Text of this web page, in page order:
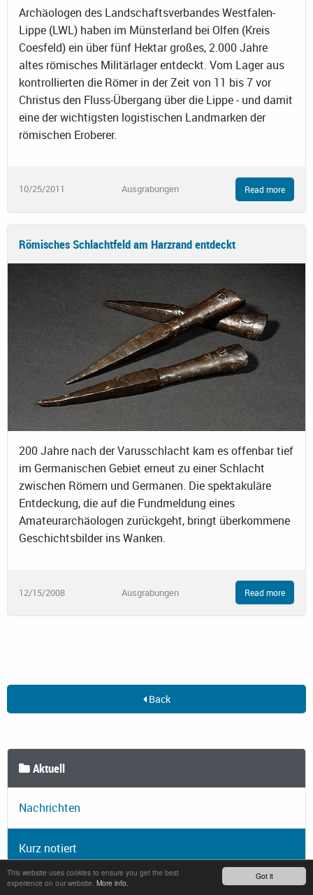
Got it
This website uses cookies to ensure you get the best
experience on our website. More info.
Archäologen des Landschaftsverbandes Westfalen-
Lippe (LWL) haben im Münsterland bei Olfen (Kreis
Coesfeld) ein über fünf Hektar großes, 2.000 Jahre
altes römisches Militärlager entdeckt. Vom Lager aus
kontrollierten die Römer in der Zeit von 11 bis 7 vor
Christus den Fluss-Übergang über die Lippe - und damit
eine der wichtigsten logistischen Landmarken der
römischen Eroberer.
10/25/2011 Ausgrabungen Read more
Römisches Schlachtfeld am Harzrand entdeckt
200 Jahre nach der Varusschlacht kam es offenbar tief
im Germanischen Gebiet erneut zu einer Schlacht
zwischen Römern und Germanen. Die spektakuläre
Entdeckung, die auf die Fundmeldung eines
Amateurarchäologen zurückgeht, bringt überkommene
Geschichtsbilder ins Wanken.
12/15/2008 Ausgrabungen Read more
Back
Aktuell
Nachrichten
Kurz notiert
Feeds